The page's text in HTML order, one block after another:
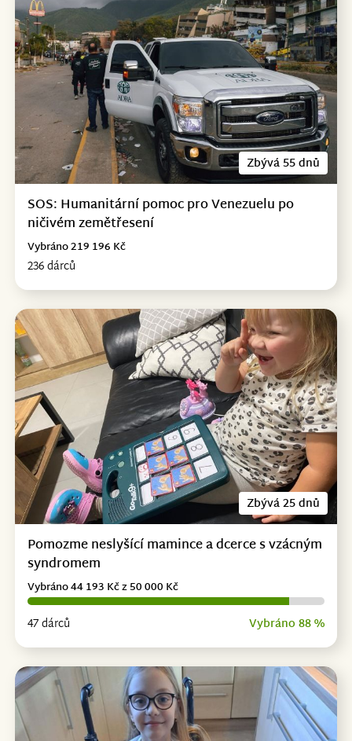
Zbývá 55 dnů
SOS: Humanitární pomoc pro Venezuelu po
ničivém zemětřesení
236 dárců
Vybráno 219 196 Kč
Zbývá 25 dnů
Pomozme neslyšící mamince a dcerce s vzácným
syndromem
47 dárců Vybráno 88 %
Vybráno 44 193 Kč z 50 000 Kč